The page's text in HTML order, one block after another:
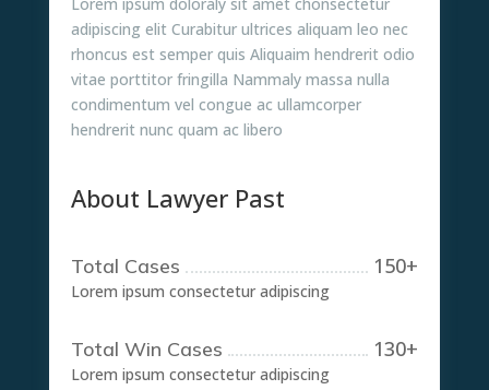
adipiscing elit Curabitur ultrices aliquam leo nec
rhoncus est semper quis Aliquaim hendrerit odio
vitae porttitor fringilla Nammaly massa nulla
condimentum vel congue ac ullamcorper
hendrerit nunc quam ac libero
About Lawyer Past
Total Cases 150+
Lorem ipsum consectetur adipiscing
Total Win Cases 130+
Lorem ipsum consectetur adipiscing